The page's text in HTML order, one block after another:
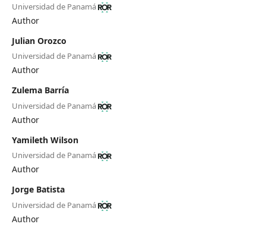
Universidad de Panamá
Author
Julian Orozco
Universidad de Panamá
Author
Zulema Barría
Universidad de Panamá
Author
Yamileth Wilson
Universidad de Panamá
Author
Jorge Batista
Universidad de Panamá
Author